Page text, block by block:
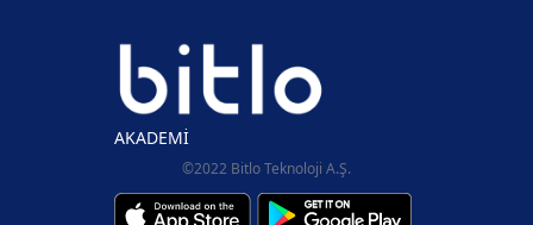
AKADEMİ
©2022 Bitlo Teknoloji A.Ş.